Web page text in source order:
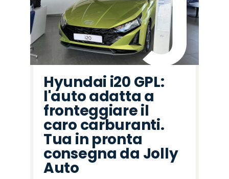
Hyundai i20 GPL:
l'auto adatta a
fronteggiare il
caro carburanti.
Tua in pronta
consegna da Jolly
Auto